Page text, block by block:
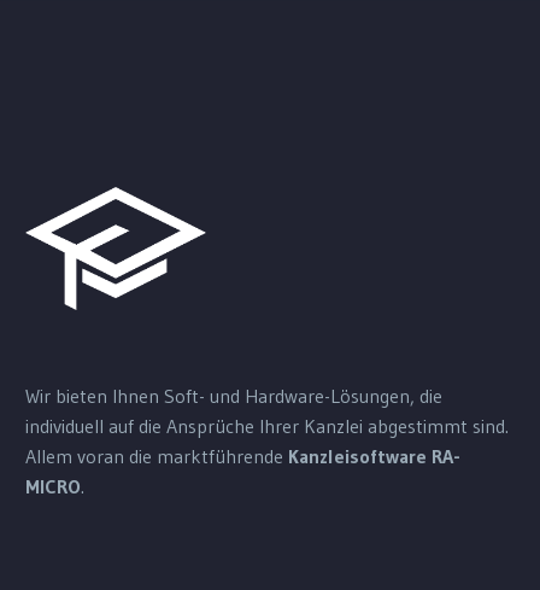
Wir bieten Ihnen Soft- und Hardware-Lösungen, die
individuell auf die Ansprüche Ihrer Kanzlei abgestimmt sind.
Allem voran die marktführende Kanzleisoftware RA-
MICRO.